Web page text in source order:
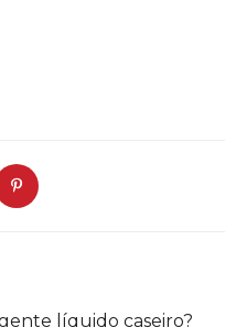
líquido caseiro?